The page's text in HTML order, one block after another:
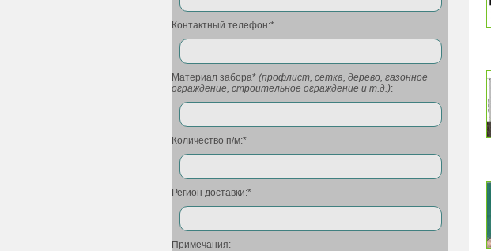
Контактный телефон:*
Материал забора* (профлист, сетка, дерево, газонное
ограждение, строительное ограждение и т.д.):
Количество п/м:*
Регион доставки:*
Примечания: